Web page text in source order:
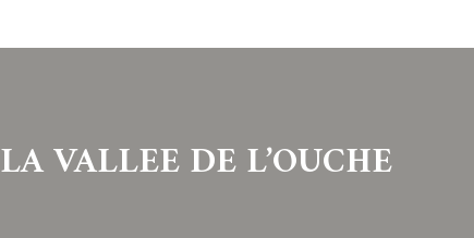
LA VALLEE DE L’OUCHE